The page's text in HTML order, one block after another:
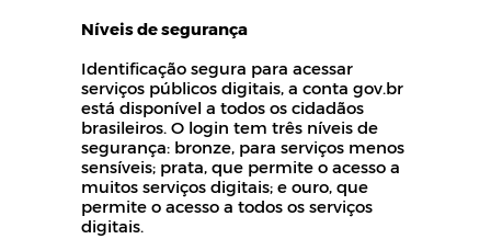
Níveis de segurança
Identificação segura para acessar
serviços públicos digitais, a conta gov.br
está disponível a todos os cidadãos
brasileiros. O login tem três níveis de
segurança: bronze, para serviços menos
sensíveis; prata, que permite o acesso a
muitos serviços digitais; e ouro, que
permite o acesso a todos os serviços
digitais.